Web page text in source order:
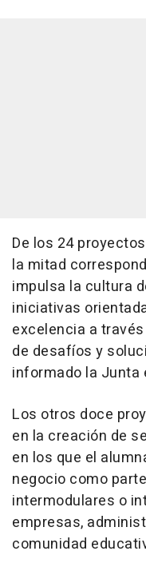
De los 24
la mitad
impulsa la cultura
iniciativas
excelencia a
de desafíos y
informado la Junta
Los otros doce
en la creación de
en los que el
negocio como
intermodulares o
empresas,
comunidad